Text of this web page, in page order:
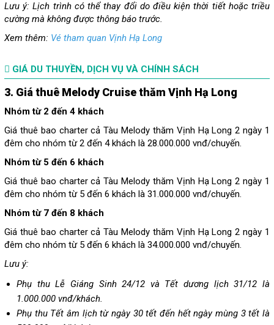
Lưu ý: Lịch trình có thể thay đổi do điều kiện thời tiết hoặc triều
cường mà không được thông báo trước.
Xem thêm: Vé tham quan Vịnh Hạ Long
GIÁ DU THUYỀN, DỊCH VỤ VÀ CHÍNH SÁCH
3. Giá thuê Melody Cruise thăm Vịnh Hạ Long
Nhóm từ 2 đến 4 khách
Giá thuê bao charter cả Tàu Melody thăm Vịnh Hạ Long 2 ngày 1
đêm cho nhóm từ 2 đến 4 khách là 28.000.000 vnđ/chuyến.
Nhóm từ 5 đến 6 khách
Giá thuê bao charter cả Tàu Melody thăm Vịnh Hạ Long 2 ngày 1
đêm cho nhóm từ 5 đến 6 khách là 31.000.000 vnđ/chuyến.
Nhóm từ 7 đến 8 khách
Giá thuê bao charter cả Tàu Melody thăm Vịnh Hạ Long 2 ngày 1
đêm cho nhóm từ 5 đến 6 khách là 34.000.000 vnđ/chuyến.
Lưu ý:
Phụ thu Lễ Giáng Sinh 24/12 và Tết dương lịch 31/12 là
1.000.000 vnđ/khách.
Phụ thu Tết âm lịch từ ngày 30 tết đến hết ngày mùng 3 tết là